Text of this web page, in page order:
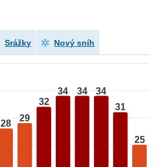
Srážky Nový sníh
28
29
32
34 34 34
31
25